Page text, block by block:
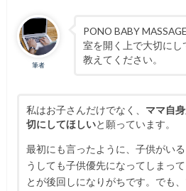
筆者
PONO BABY
室を開く上で大切にし
教えてください。
私はお子さんだけでなく、 ママ自
切にしてほしいと願っています。
最初にも言ったように、子供がい
うしても子供優先になってしまっ
とが後回しになりがちです。 でも、